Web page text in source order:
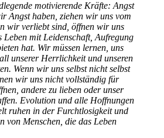
motivierende Kräfte: Angst
Angst haben, ziehen wir uns vom
wir verliebt sind, öffnen wir uns
Leben mit Leidenschaft, Aufregung
hat. Wir müssen lernen, uns
unserer Herrlichkeit und unseren
Wenn wir uns selbst nicht selbst
wir uns nicht vollständig für
andere zu lieben oder unser
Evolution und alle Hoffnungen
ruhen in der Furchtlosigkeit und
von Menschen, die das Leben